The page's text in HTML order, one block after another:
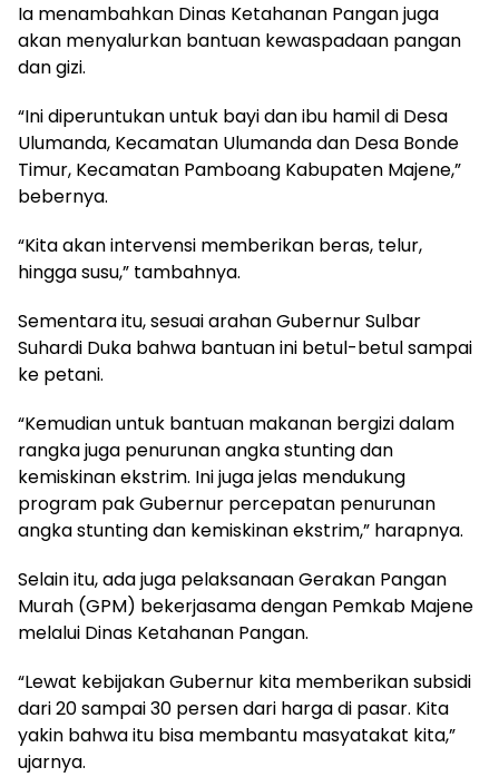
Ia menambahkan Dinas Ketahanan Pangan juga
akan menyalurkan bantuan kewaspadaan pangan
dan gizi.
“Ini diperuntukan untuk bayi dan ibu hamil di Desa
Ulumanda, Kecamatan Ulumanda dan Desa Bonde
Timur, Kecamatan Pamboang Kabupaten Majene,”
bebernya.
“Kita akan intervensi memberikan beras, telur,
hingga susu,” tambahnya.
Sementara itu, sesuai arahan Gubernur Sulbar
Suhardi Duka bahwa bantuan ini betul-betul sampai
ke petani.
“Kemudian untuk bantuan makanan bergizi dalam
rangka juga penurunan angka stunting dan
kemiskinan ekstrim. Ini juga jelas mendukung
program pak Gubernur percepatan penurunan
angka stunting dan kemiskinan ekstrim,” harapnya.
Selain itu, ada juga pelaksanaan Gerakan Pangan
Murah (GPM) bekerjasama dengan Pemkab Majene
melalui Dinas Ketahanan Pangan.
“Lewat kebijakan Gubernur kita memberikan subsidi
dari 20 sampai 30 persen dari harga di pasar. Kita
yakin bahwa itu bisa membantu masyatakat kita,”
ujarnya.